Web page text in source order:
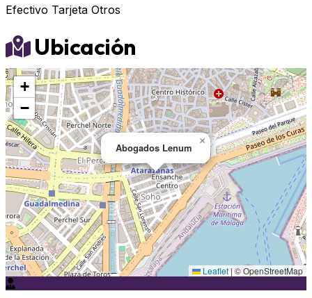
Efectivo Tarjeta Otros
Ubicación
Abogados Lenum
×
+
−
Leaflet | © OpenStreetMap